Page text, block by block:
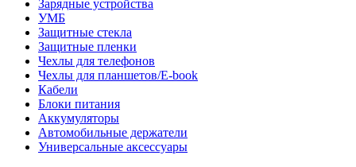
Зарядные устройства
УМБ
Защитные стекла
Защитные пленки
Чехлы для телефонов
Чехлы для планшетов/E-book
Кабели
Блоки питания
Аккумуляторы
Автомобильные держатели
Универсальные аксессуары